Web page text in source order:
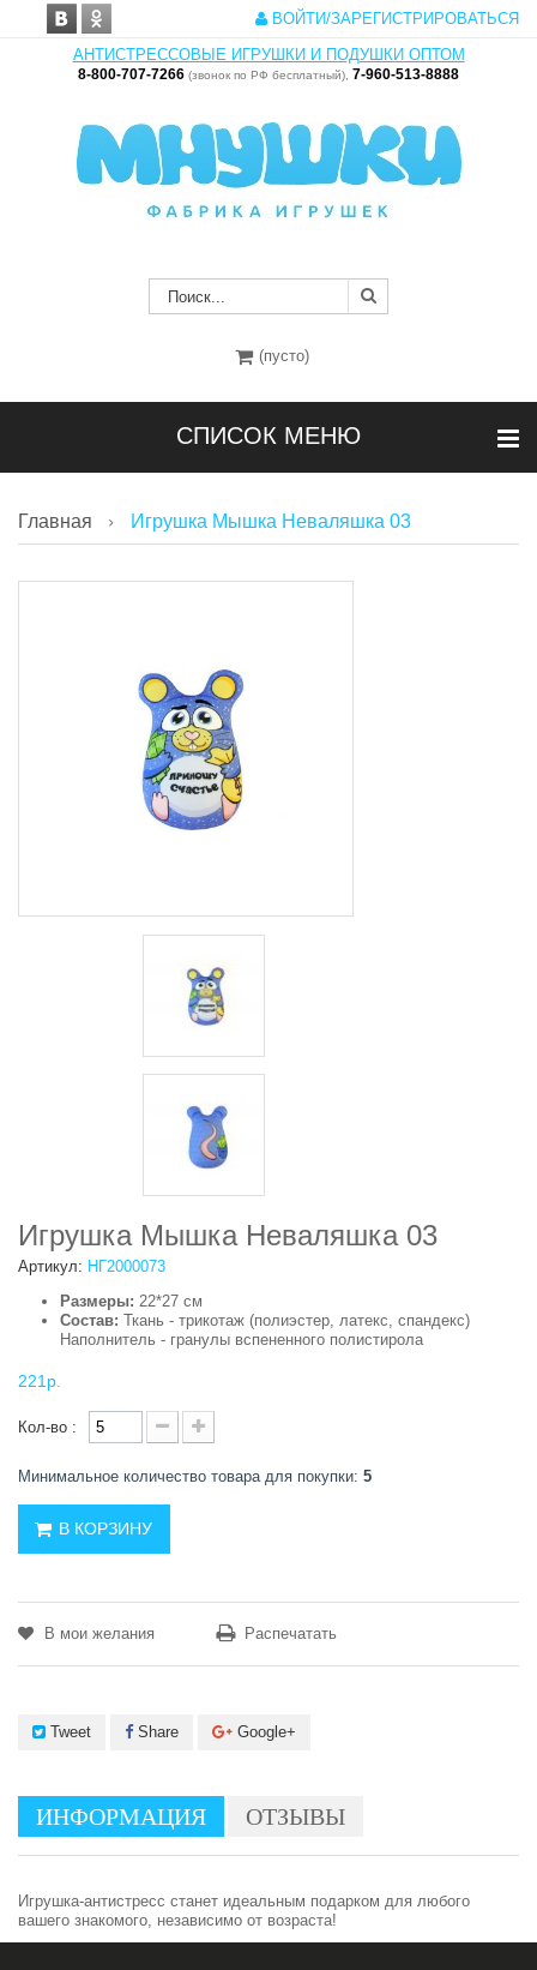
ВОЙТИ/ЗАРЕГИСТРИРОВАТЬСЯ
АНТИСТРЕССОВЫЕ ИГРУШКИ И ПОДУШКИ ОПТОМ
8-800-707-7266 (звонок по РФ бесплатный), 7-960-513-8888
(пусто)
СПИСОК МЕНЮ
Главная Игрушка Мышка Неваляшка 03
Игрушка Мышка Неваляшка 03
Артикул: НГ2000073
Размеры: 22*27 см
Состав: Ткань - трикотаж (полиэстер, латекс, спандекс)
Наполнитель - гранулы вспененного полистирола
221р.
Кол-во :
Минимальное количество товара для покупки: 5
В КОРЗИНУ
В мои желания Распечатать
Tweet Share Google+
ИНФОРМАЦИЯ ОТЗЫВЫ
Игрушка-антистресс станет идеальным подарком для любого
вашего знакомого, независимо от возраста!